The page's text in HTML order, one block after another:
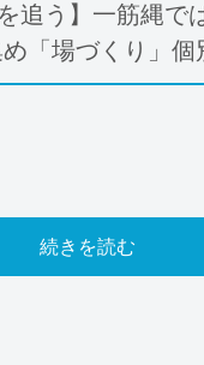
追う】一筋縄
「場づくり」個
続きを読む